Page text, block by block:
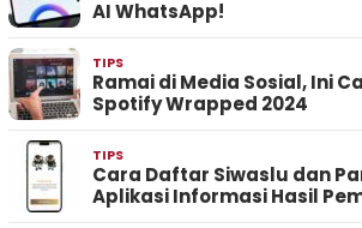
AI WhatsApp!
TIPS
Ramai di Media Sosial, Ini
Spotify Wrapped 2024
TIPS
Cara Daftar Siwaslu dan
Aplikasi Informasi Hasil